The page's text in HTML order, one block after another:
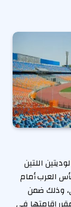
اللتين
العرب أمام
الجاري، وذلك ضمن
إقامتها في